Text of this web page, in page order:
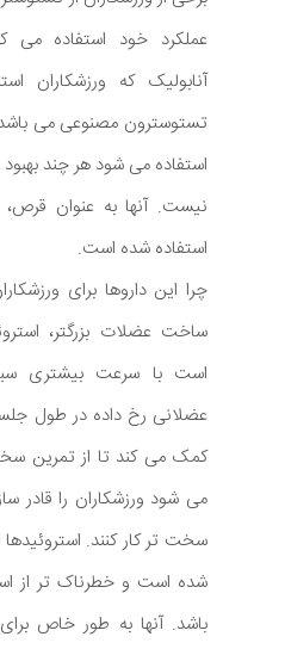
عملکرد خود استفاده می
آنابولیک که ورزشکاران
تستوسترون مصنوعی می
استفاده می شود هر چند
نیست. آنها به عنوان
استفاده شده است.
چرا این داروها برای
ساخت عضلات بزرگتر،
است با سرعت بیشتری
عضلانی رخ داده در طول
کمک می کند تا از تمرین
می شود ورزشکاران را قادر
سخت تر کار کنند.
شده است و خطرناک تر از
باشد. آنها به طور خاص